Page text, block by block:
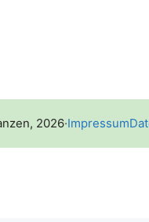
2026·Impressum